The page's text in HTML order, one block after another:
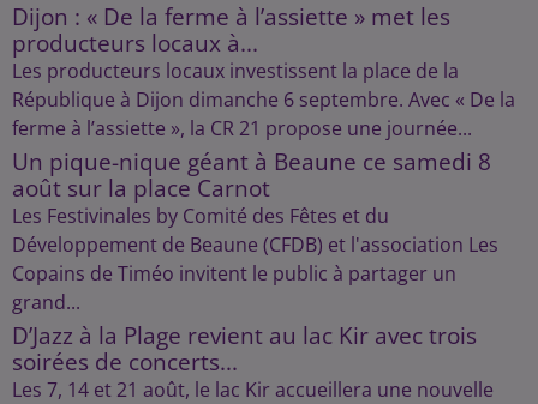
Dijon : « De la ferme à l’assiette » met les
producteurs locaux à...
Les producteurs locaux investissent la place de la
République à Dijon dimanche 6 septembre. Avec « De la
ferme à l’assiette », la CR 21 propose une journée...
Un pique-nique géant à Beaune ce samedi 8
août sur la place Carnot
Les Festivinales by Comité des Fêtes et du
Développement de Beaune (CFDB) et l'association Les
Copains de Timéo invitent le public à partager un
grand...
D’Jazz à la Plage revient au lac Kir avec trois
soirées de concerts...
Les 7, 14 et 21 août, le lac Kir accueillera une nouvelle